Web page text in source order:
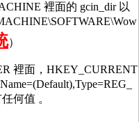
裡面的 gcin_dir 以
）
裡面，HKEY_CURRENT
何值 。